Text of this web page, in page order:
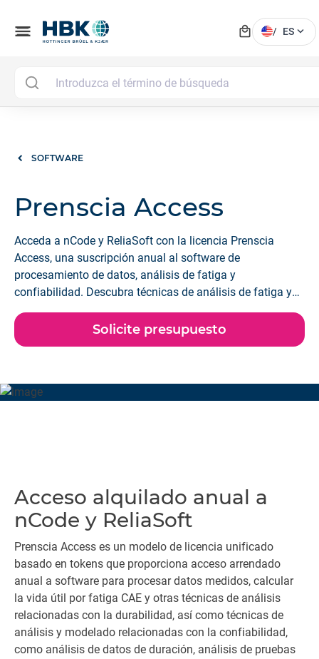
menu local_mall / ES expand_more
SOFTWARE
Prenscia Access
Acceda a nCode y ReliaSoft con la licencia Prenscia
Access, una suscripción anual al software de
procesamiento de datos, análisis de fatiga y
confiabilidad. Descubra técnicas de análisis de fatiga y
confiabilidad para sus proyectos de una manera
poderosa y flexible.Solicite presupuesto
Acceso alquilado anual a
nCode y ReliaSoft
Prenscia Access es un modelo de licencia unificado
basado en tokens que proporciona acceso arrendado
anual a software para procesar datos medidos, calcular
la vida útil por fatiga CAE y otras técnicas de análisis
relacionadas con la durabilidad, así como técnicas de
análisis y modelado relacionadas con la confiabilidad,
como análisis de datos de duración, análisis de pruebas